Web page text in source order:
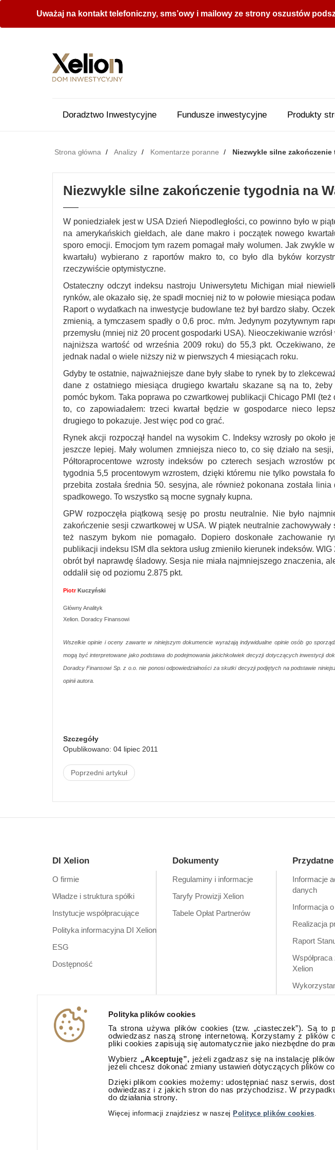
Polityka plików cookies
Ta strona używa plików cookies (tzw. „ciasteczek”). Są
odwiedzasz naszą stronę internetową. Korzystamy z plików
pliki cookies zapisują się automatycznie jako niezbędne do
Wybierz „Akceptuję”, jeżeli zgadzasz się na instalację
jeżeli chcesz dokonać zmiany ustawień dotyczących plików
Dzięki plikom cookies możemy: udostępniać nasz serwis,
odwiedzasz i z jakich stron do nas przychodzisz. W
do działania strony.
Więcej informacji znajdziesz w naszej Polityce plików cookies.
Uważaj na kontakt telefoniczny, sms’owy i mailowy ze strony oszustów
Doradztwo Inwestycyjne Fundusze inwestycyjne Produkty
Strona główna Analizy Komentarze poranne Niezwykle silne
Niezwykle silne zakończenie tygodnia na
W poniedziałek jest w USA Dzień Niepodległości, co powinno było w
na amerykańskich giełdach, ale dane makro i początek nowego
sporo emocji. Emocjom tym razem pomagał mały wolumen. Jak zwykle
kwartału) wybierano z raportów makro to, co było dla byków
rzeczywiście optymistyczne.
Ostateczny odczyt indeksu nastroju Uniwersytetu Michigan miał
rynków, ale okazało się, że spadł mocniej niż to w połowie miesiąca
Raport o wydatkach na inwestycje budowlane też był bardzo słaby.
zmienią, a tymczasem spadły o 0,6 proc. m/m. Jedynym pozytywnym
przemysłu (mniej niż 20 procent gospodarki USA). Nieoczekiwanie wzrósł
najniższa wartość od września 2009 roku) do 55,3 pkt. Oczekiwano,
jednak nadal o wiele niższy niż w pierwszych 4 miesiącach roku.
Gdyby te ostatnie, najważniejsze dane były słabe to rynek by to
dane z ostatniego miesiąca drugiego kwartału skazane są na to, żeby
pomóc bykom. Taka poprawa po czwartkowej publikacji Chicago PMI
to, co zapowiadałem: trzeci kwartał będzie w gospodarce nieco
drugiego to pokazuje. Jest więc pod co grać.
Rynek akcji rozpoczął handel na wysokim C. Indeksy wzrosły po około
jeszcze lepiej. Mały wolumen zmniejsza nieco to, co się działo na
Półtoraprocentowe wzrosty indeksów po czterech sesjach wzrostów
tygodnia 5,5 procentowym wzrostem, dzięki któremu nie tylko powstała
przebita została średnia 50. sesyjna, ale również pokonana została
spadkowego. To wszystko są mocne sygnały kupna.
GPW rozpoczęła piątkową sesję po prostu neutralnie. Nie było
zakończenie sesji czwartkowej w USA. W piątek neutralnie zachowywały
też naszym bykom nie pomagało. Dopiero doskonałe zachowanie
publikacji indeksu ISM dla sektora usług zmieniło kierunek indeksów. WIG
obrót był naprawdę śladowy. Sesja nie miała najmniejszego znaczenia,
oddalił się od poziomu 2.875 pkt.
PiotrKuczyński
Główny Analityk
Xelion. Doradcy Finansowi
Wszelkie opinie i oceny zawarte w niniejszym dokumencie wyrażają indywidualne opinie osób go
mogą być interpretowane jako podstawa do podejmowania jakichkolwiek decyzji dotyczących inwestycji
Doradcy Finansowi Sp. z o.o. nie ponosi odpowiedzialności za skutki decyzji podjętych na podstawie
opinii autora.
Szczegóły
Opublikowano: 04 lipiec 2011
Poprzedni artykuł
DI Xelion
O firmie
Władze i struktura spółki
Instytucje współpracujące
Polityka informacyjna DI Xelion
ESG
Dostępność
Dokumenty
Regulaminy i informacje
Taryfy Prowizji Xelion
Tabele Opłat Partnerów
Informacje
danych
Informacja
Realizacja
Raport
Xelion
aplikacji